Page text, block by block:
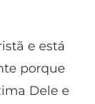
e está
porque
Dele e